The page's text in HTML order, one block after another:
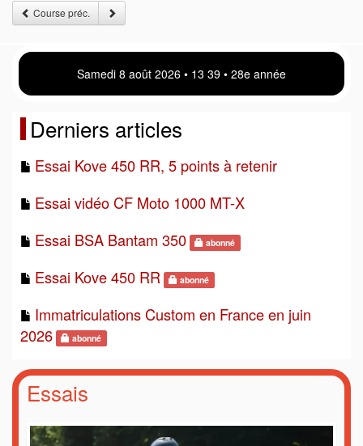
Course préc.
Samedi 8 août 2026 • 13:39 • 28e année
Derniers articles
Essai Kove 450 RR, 5 points à retenir
Essai vidéo CF Moto 1000 MT-X
Essai BSA Bantam 350
abonné
Essai Kove 450 RR abonné
Immatriculations Custom en France en juin
2026
abonné
Essais